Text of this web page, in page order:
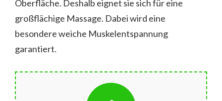
Oberfläche. Deshalb eignet sie sich für eine
großflächige Massage. Dabei wird eine
besondere weiche Muskelentspannung
garantiert.